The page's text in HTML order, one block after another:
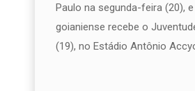
Paulo na segunda-feira (20),
goianiense recebe o
(19), no Estádio Antônio